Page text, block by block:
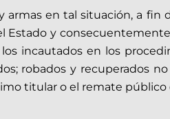
en tal situación, a fin
Estado y
incautados en los
robados y recuperados
titular o el remate